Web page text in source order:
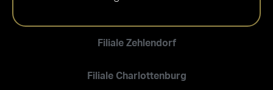
Filiale Zehlendorf
Filiale Charlottenburg